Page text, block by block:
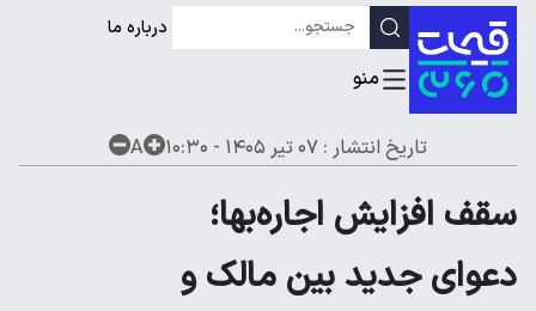
درباره ما
تاریخ انتشار : ۰۷ تیر ۱۴۰۵ - ۱۰:۳۰ A
سقف افزایش اجاره‌بها؛
دعوای جدید بین مالک و